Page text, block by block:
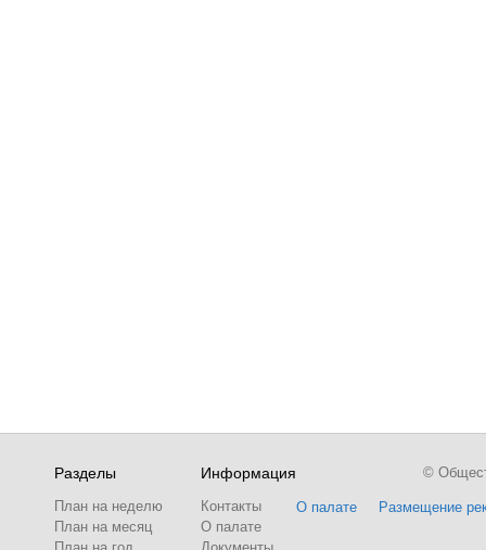
Разделы
План на неделю
План на месяц
Информация
Контакты
О палате
О палате Размещение
©